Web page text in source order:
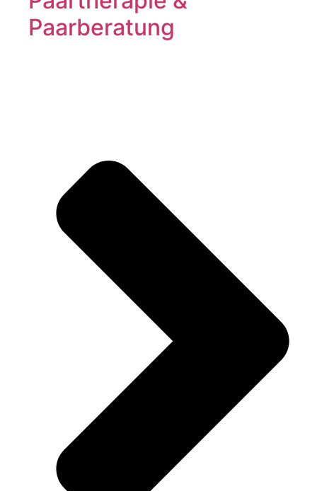
Paarberatung